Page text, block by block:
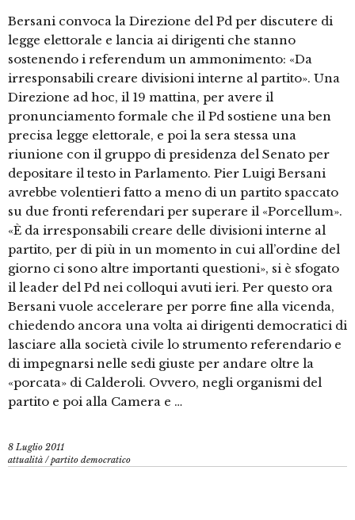
Bersani convoca la Direzione del Pd per discutere di
legge elettorale e lancia ai dirigenti che stanno
sostenendo i referendum un ammonimento: «Da
irresponsabili creare divisioni interne al partito». Una
Direzione ad hoc, il 19 mattina, per avere il
pronunciamento formale che il Pd sostiene una ben
precisa legge elettorale, e poi la sera stessa una
riunione con il gruppo di presidenza del Senato per
depositare il testo in Parlamento. Pier Luigi Bersani
avrebbe volentieri fatto a meno di un partito spaccato
su due fronti referendari per superare il «Porcellum».
«È da irresponsabili creare delle divisioni interne al
partito, per di più in un momento in cui all’ordine del
giorno ci sono altre importanti questioni», si è sfogato
il leader del Pd nei colloqui avuti ieri. Per questo ora
Bersani vuole accelerare per porre fine alla vicenda,
chiedendo ancora una volta ai dirigenti democratici di
lasciare alla società civile lo strumento referendario e
di impegnarsi nelle sedi giuste per andare oltre la
«porcata» di Calderoli. Ovvero, negli organismi del
partito e poi alla Camera e …
8 Luglio 2011
attualità /partito democratico